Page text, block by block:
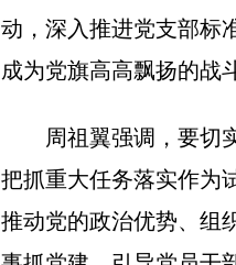
动，深入推进党支部标
成为党旗高高飘扬的战
周祖翼强调，要切
把抓重大任务落实作为
推动党的政治优势、组